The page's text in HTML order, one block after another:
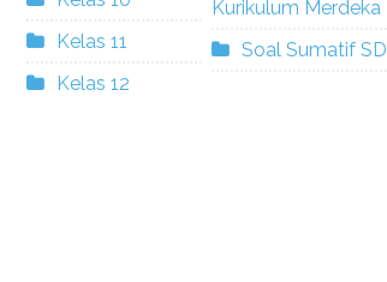
Kelas 11
Kelas 12
Kurikulum Merdeka
Soal Sumatif SD